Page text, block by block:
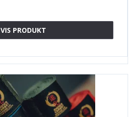
VIS PRODUKT